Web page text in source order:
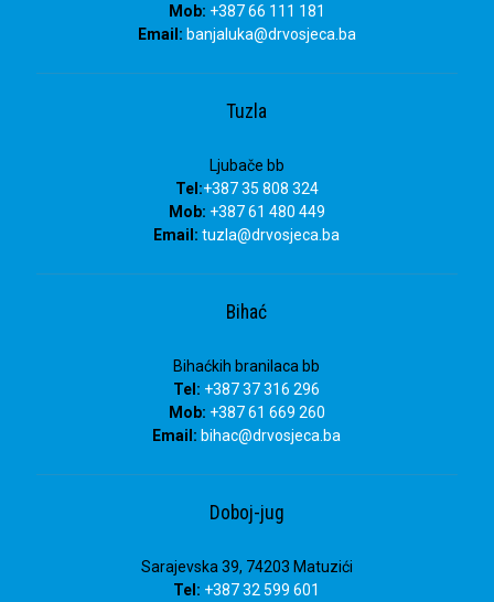
Mob: +387 66 111 181
Email: banjaluka@drvosjeca.ba
Tuzla
Ljubače bb
Tel:+387 35 808 324
Mob: +387 61 480 449
Email: tuzla@drvosjeca.ba
Bihać
Bihaćkih branilaca bb
Tel: +387 37 316 296
Mob: +387 61 669 260
Email: bihac@drvosjeca.ba
Doboj-jug
Sarajevska 39, 74203 Matuzići
Tel: +387 32 599 601